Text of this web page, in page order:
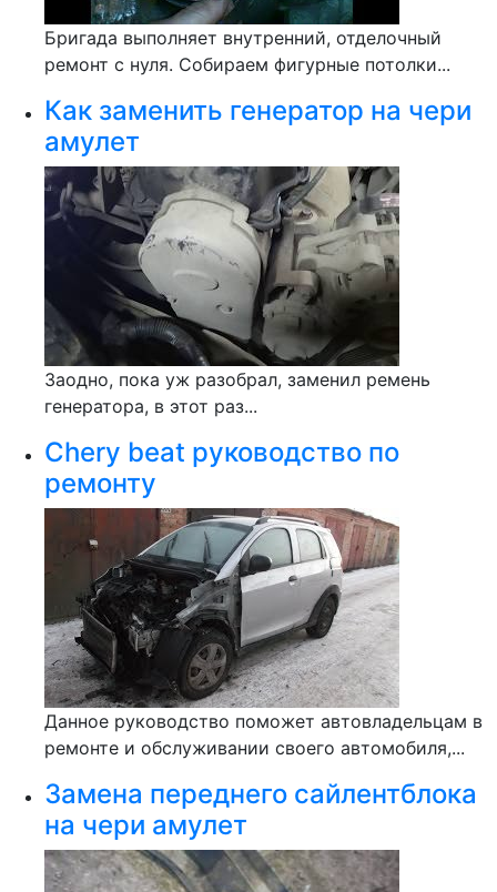
Бригада выполняет внутренний, отделочный
ремонт с нуля. Собираем фигурные потолки...
Как заменить генератор на чери
амулет
Заодно, пока уж разобрал, заменил ремень
генератора, в этот раз...
Chery beat руководство по
ремонту
Данное руководство поможет автовладельцам в
ремонте и обслуживании своего автомобиля,...
Замена переднего сайлентблока
на чери амулет